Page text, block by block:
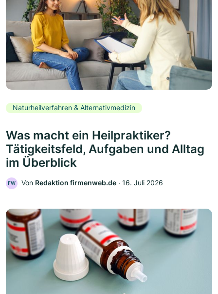
Naturheilverfahren & Alternativmedizin
Was macht ein Heilpraktiker?
Tätigkeitsfeld, Aufgaben und Alltag
im Überblick
FW Von Redaktion firmenweb.de ‧ 16. Juli 2026